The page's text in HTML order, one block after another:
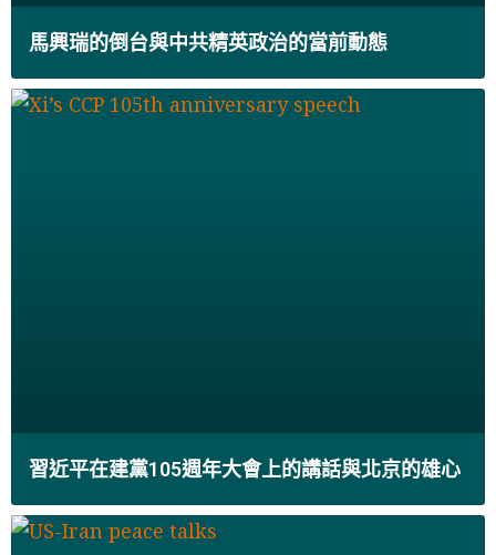
馬興瑞的倒台與中共精英政治的當前動態
習近平在建黨105週年大會上的講話與北京的雄心